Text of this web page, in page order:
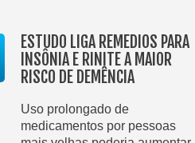
ESTUDO LIGA REMÉDIOS PARA
INSÔNIA E RINITE A MAIOR
RISCO DE DEMÊNCIA
Uso prolongado de
medicamentos por pessoas